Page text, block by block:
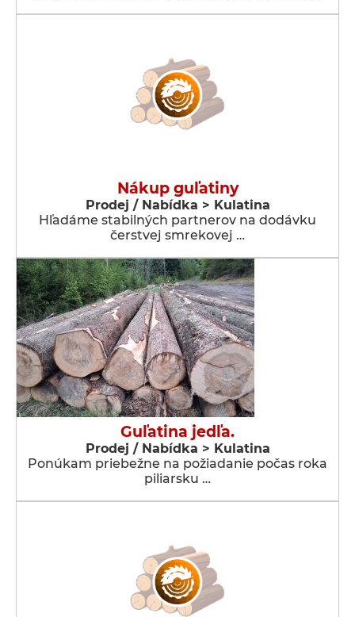
Nákup guľatiny
Prodej / Nabídka > Kulatina
Hľadáme stabilných partnerov na dodávku
čerstvej smrekovej …
Guľatina jedľa.
Prodej / Nabídka > Kulatina
Ponúkam priebežne na požiadanie počas roka
piliarsku …